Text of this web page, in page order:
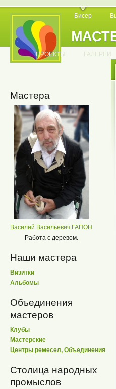
Бисер
. . . . . .
. ПРОЕКТЫ ГАЛЕРЕИ
Мастера
Василий Васильевич ГАПОН
Работа с деревом.
Наши мастера
Визитки
Альбомы
Объединения
мастеров
Клубы
Мастерские
Центры ремесел, Объединения
Столица народных
промыслов